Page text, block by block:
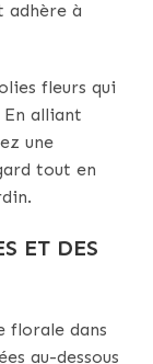
adhère à
fleurs qui
En alliant
une
tout en
ET DES
florale dans
au-dessous